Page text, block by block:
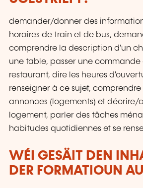
demander/donner des
horaires de train et de bus,
comprendre la description d'un
une table, passer une commande
restaurant, dire les heures
renseigner à ce sujet, comprendre
annonces (logements) et décrire/
logement, parler des tâches
habitudes quotidiennes et se
WÉI GESÄIT DEN
DER FORMATIOUN